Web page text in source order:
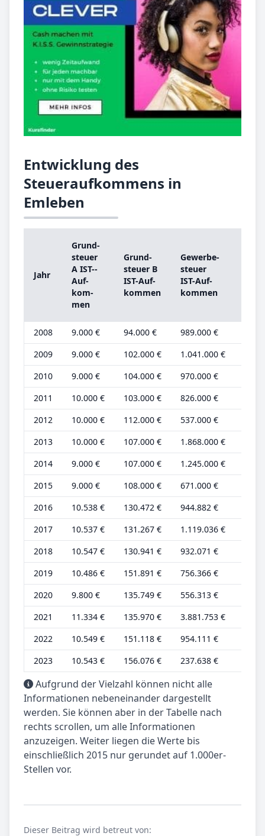
Entwicklung des
Steueraufkommens in
Emleben
Jahr
Grund­
steu­er
A IST-­
Auf­
kom­
men
Grund­
steu­er B
IST-­Auf­
kom­men
Ge­wer­be­
steu­er
IST-­Auf­
kom­men
2008 9.000 € 94.000 € 989.000 €
2009
9.000 € 102.000 € 1.041.000 €
2010
9.000 € 104.000 € 970.000 €
2011
10.000 € 103.000 € 826.000 €
2012
10.000 € 112.000 € 537.000 €
2013
10.000 € 107.000 € 1.868.000 €
2014
9.000 € 107.000 € 1.245.000 €
2015
9.000 € 108.000 € 671.000 €
2016
10.538 € 130.472 € 944.882 €
2017
10.537 € 131.267 € 1.119.036 €
2018
10.547 € 130.941 € 932.071 €
2019
10.486 € 151.891 € 756.366 €
2020
9.800 € 135.749 € 556.313 €
2021
11.334 € 135.970 € 3.881.753 €
2022
10.549 € 151.118 € 954.111 €
2023
10.543 € 156.076 € 237.638 €
Aufgrund der Vielzahl können nicht alle
Informationen nebeneinander dargestellt
werden. Sie können aber in der Tabelle nach
rechts scrollen, um alle Informationen
anzuzeigen. Weiter liegen die Werte bis
einschließlich 2015 nur gerundet auf 1.000er-
Stellen vor.
Dieser Beitrag wird betreut von: